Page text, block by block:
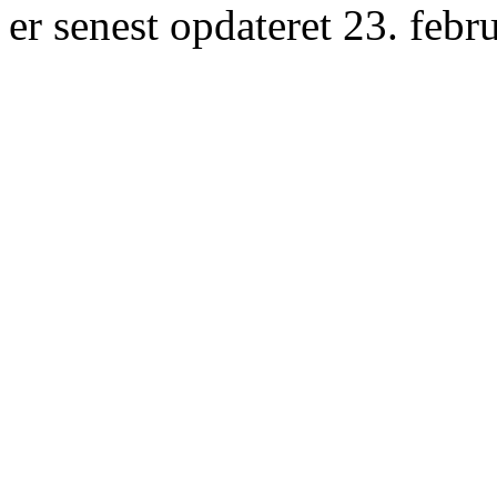
er senest opdateret 23.